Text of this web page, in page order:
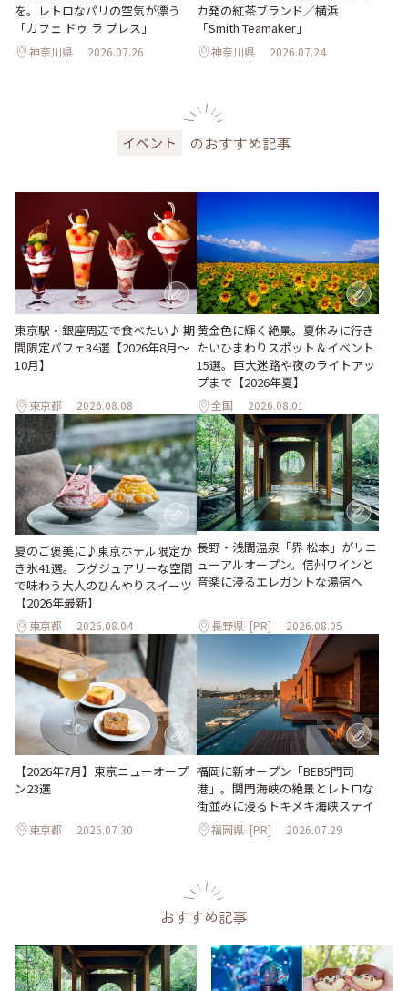
を。レトロなパリの空気が漂う
「カフェ ドゥ ラ プレス」
神奈川県 2026.07.26
カ発の紅茶ブランド／横浜
「Smith Teamaker」
神奈川県 2026.07.24
イベント のおすすめ記事
東京駅・銀座周辺で食べたい♪ 期
間限定パフェ34選【2026年8月～
10月】
東京都 2026.08.08
黄金色に輝く絶景。夏休みに行き
たいひまわりスポット＆イベント
15選。巨大迷路や夜のライトアッ
プまで【2026年夏】
全国 2026.08.01
夏のご褒美に♪東京ホテル限定か
き氷41選。ラグジュアリーな空間
で味わう大人のひんやりスイーツ
【2026年最新】
東京都 2026.08.04
長野・浅間温泉「界 松本」がリニ
ューアルオープン。信州ワインと
音楽に浸るエレガントな湯宿へ
長野県 [PR] 2026.08.05
【2026年7月】東京ニューオープ
ン23選
東京都 2026.07.30
福岡に新オープン「BEB5門司
港」。関門海峡の絶景とレトロな
街並みに浸るトキメキ海峡ステイ
福岡県 [PR] 2026.07.29
おすすめ記事